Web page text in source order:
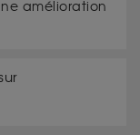
amélioration